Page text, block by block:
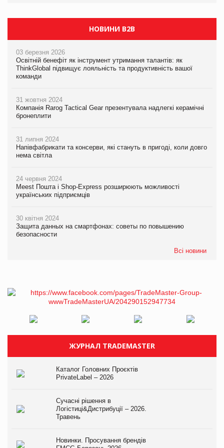
НОВИНИ B2B
03 березня 2026
Освітній бенефіт як інструмент утримання талантів: як
ThinkGlobal підвищує лояльність та продуктивність вашої
команди
31 жовтня 2024
Компанія Rarog Tactical Gear презентувала надлегкі керамічні
бронеплити
31 липня 2024
Напівфабрикати та консерви, які стануть в пригоді, коли довго
нема світла
24 червня 2024
Meest Пошта і Shop-Express розширюють можливості
українських підприємців
30 квітня 2024
Защита данных на смартфонах: советы по повышению
безопасности
Всі новини
ЖУРНАЛ TRADEMASTER
Каталог Головних Проєктів
PrivateLabel – 2026
Сучасні рішення в
Логістиці&Дистрибуції – 2026.
Травень
Новинки. Просування брендів